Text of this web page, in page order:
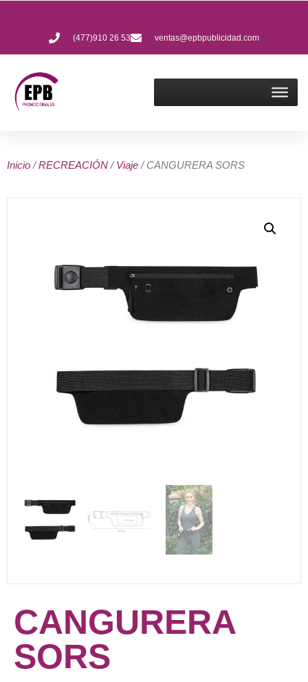
(477)910 26 53 ventas@epbpublicidad.com
Inicio /RECREACIÓN /Viaje / CANGURERA SORS
CANGURERA
SORS